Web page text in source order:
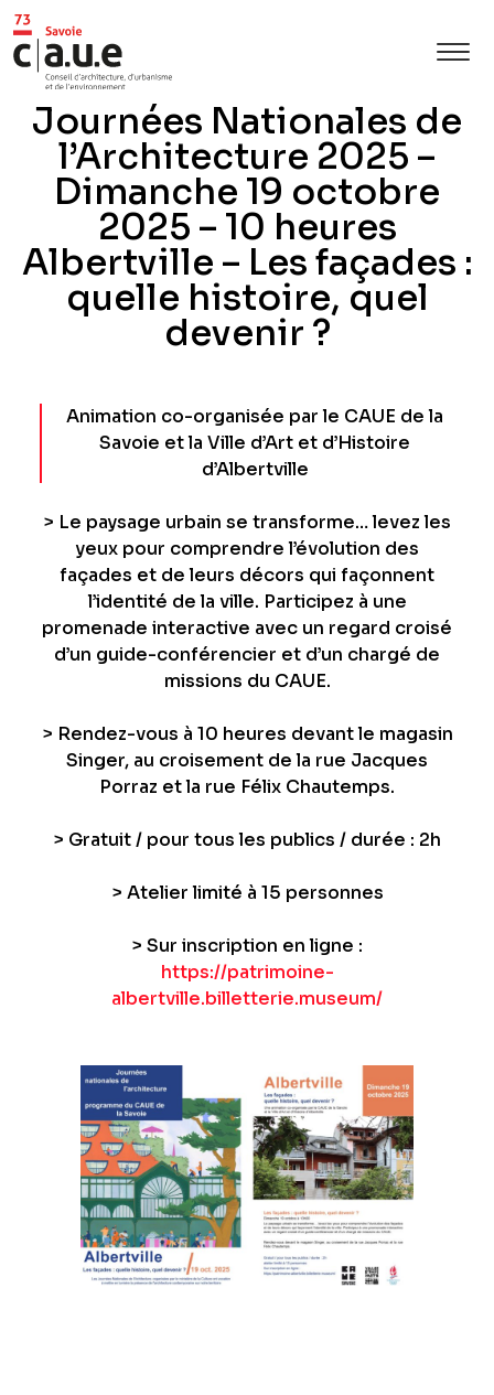
Journées Nationales de
l’Architecture 2025 –
Dimanche 19 octobre
2025 – 10 heures
Albertville – Les façades :
quelle histoire, quel
devenir ?
Animation co-organisée par le CAUE de la
Savoie et la Ville d’Art et d’Histoire
d’Albertville
> Le paysage urbain se transforme… levez les
yeux pour comprendre l’évolution des
façades et de leurs décors qui façonnent
l’identité de la ville. Participez à une
promenade interactive avec un regard croisé
d’un guide-conférencier et d’un chargé de
missions du CAUE.
> Rendez-vous à 10 heures devant le magasin
Singer, au croisement de la rue Jacques
Porraz et la rue Félix Chautemps.
> Gratuit / pour tous les publics / durée : 2h
> Atelier limité à 15 personnes
> Sur inscription en ligne :
https://patrimoine-
albertville.billetterie.museum/